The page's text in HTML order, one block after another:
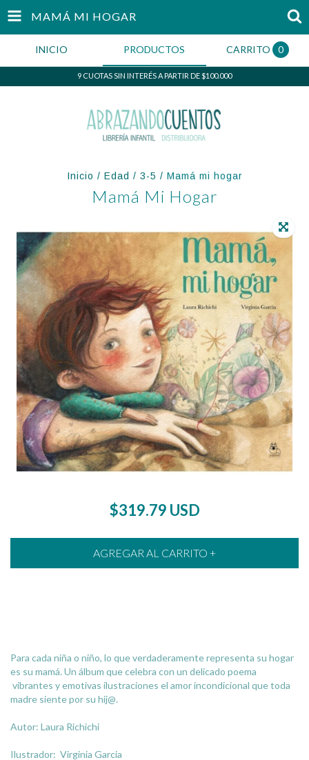
MAMÁ MI HOGAR
INICIO PRODUCTOS CARRITO 0
9 CUOTAS SIN INTERÉS A PARTIR DE $100.000
Inicio / Edad / 3-5 / Mamá mi hogar
Mamá Mi Hogar
$319.79 USD
Para cada niña o niño, lo que verdaderamente representa su hogar
es su mamá. Un álbum que celebra con un delicado poema
vibrantes y emotivas ilustraciones el amor incondicional que toda
madre siente por su hij@.
Autor: Laura Richichi
Ilustrador: Virginia Garcia